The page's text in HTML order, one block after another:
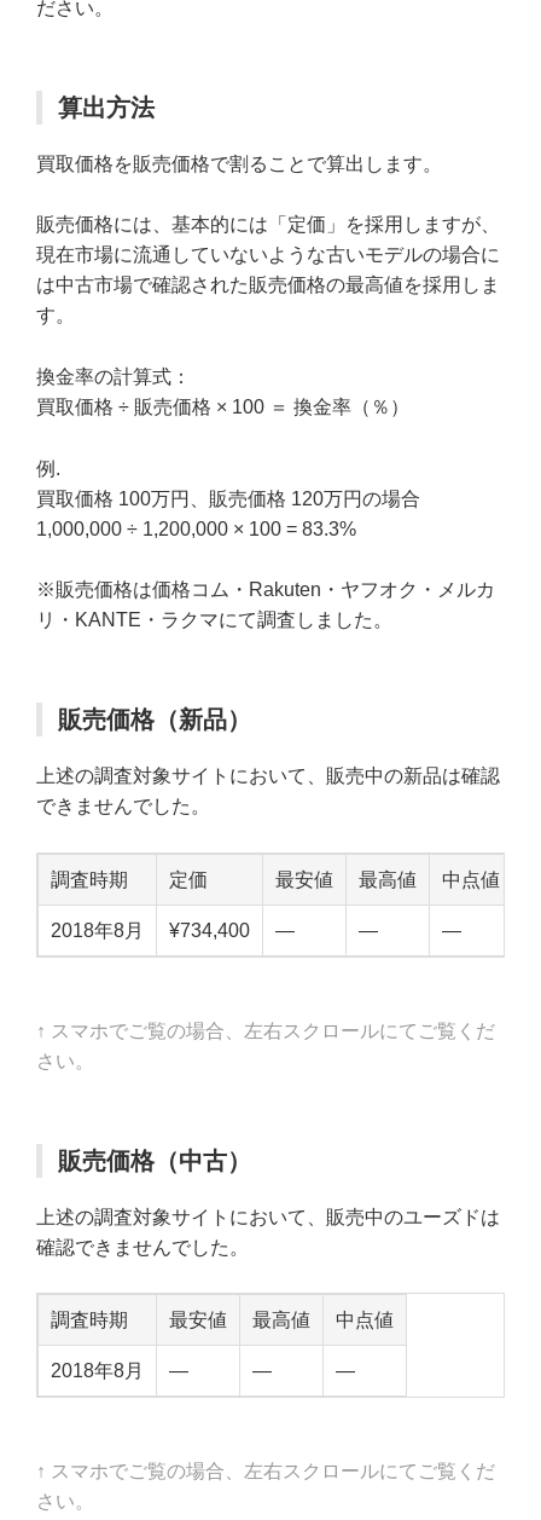
ださい。
算出方法
買取価格を販売価格で割ることで算出します。
販売価格には、基本的には「定価」を採用しますが、
現在市場に流通していないような古いモデルの場合に
は中古市場で確認された販売価格の最高値を採用しま
す。
換金率の計算式：
買取価格 ÷ 販売価格 × 100 ＝ 換金率（％）
例.
買取価格 100万円、販売価格 120万円の場合
1,000,000 ÷ 1,200,000 × 100 = 83.3%
※販売価格は価格コム・Rakuten・ヤフオク・メルカ
リ・KANTE・ラクマにて調査しました。
販売価格（新品）
上述の調査対象サイトにおいて、販売中の新品は確認
できませんでした。
調査時期 定価 最安値 最高値 中点値
2018年8月 ¥734,400 — — —
↑ スマホでご覧の場合、左右スクロールにてご覧くだ
さい。
販売価格（中古）
上述の調査対象サイトにおいて、販売中のユーズドは
確認できませんでした。
調査時期 最安値 最高値 中点値
2018年8月 — — —
↑ スマホでご覧の場合、左右スクロールにてご覧くだ
さい。